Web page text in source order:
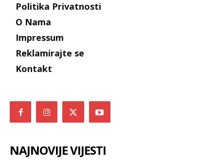
Politika Privatnosti
O Nama
Impressum
Reklamirajte se
Kontakt
NAJNOVIJE VIJESTI